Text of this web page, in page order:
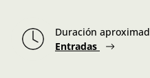
Duración
Entradas